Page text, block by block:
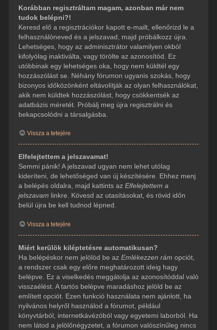
Korábban regisztráltam magam, azonban már nem
tudok belépni?!
Keresd elő a regisztrációkor kapott e-mailt, ellenőrizd le a
felhasználóneved és a jelszavad, majd próbálkozz újra.
Lehetséges, hogy az adminisztrátor valamilyen okból
kifolyólag inaktiválta, vagy törölte az azonosítód. Ez
utóbbinak egy lehetséges oka, hogy nem küldtél egy
hozzászólást se. Néhány fórumon ugyanis szokás, hogy
bizonyos időközönként eltávolítják az olyan felhasználókat,
akik nem küldtek hozzászólást, hogy csökkentsék az
adatbázis méretét. Próbálj meg újra regisztrálni és
bekapcsolódni a társalgásba.
Vissza a tetejére
Elfelejtettem a jelszavamat!
Semmi pánik! A jelszavad ugyan nem lehet utólag
kideríteni, de lehetőséged van új készítésére. Ehhez menj
a belépés oldalra, majd kattints az Elfelejtettem a
jelszavam linkre. Kövesd az utasításokat, és rövid időn
belül újra be kell tudnod lépned.
Vissza a tetejére
Miért kerülök kiléptetésre automatikusan?
Ha belépéskor nem jelölöd be az Emlékezzen rám opciót,
a rendszer csak egy előre meghatározott ideig hagy
belépve. Ez a viselkedés meggátolja az azonosítóddal való
visszaélést. A tartós belépve maradáshoz jelöld be az
említett opciót. Ezen funkció használata nem ajánlott, ha
nyilvános helyről használod a fórumot, például
könyvtárból, internetkávézóból vagy egyetemi laborból. Ha
nem látod a jelölőnégyzetet, a fórumon valószínűleg nincs